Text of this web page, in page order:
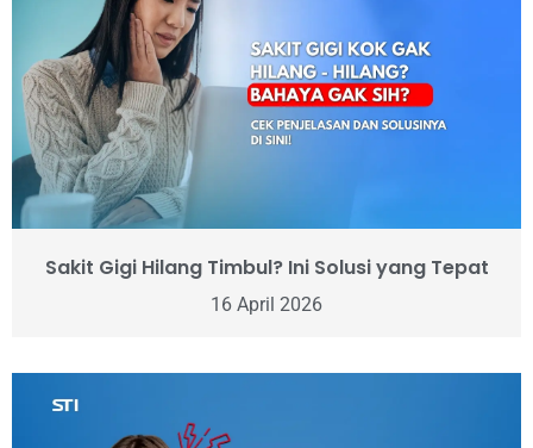
Sakit Gigi Hilang Timbul? Ini Solusi yang Tepat
16 April 2026